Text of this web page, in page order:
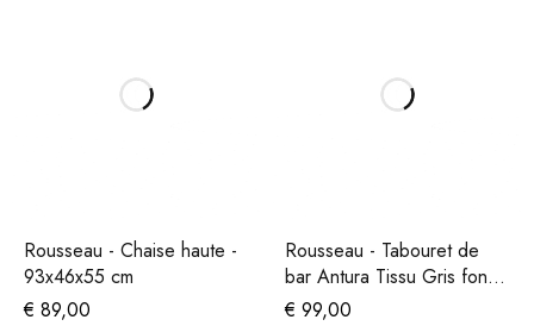
Rousseau - Chaise haute -
93x46x55 cm
€ 89,00
Rousseau - Tabouret de
bar Antura Tissu Gris foncé
- 97x46x53 cm
€ 99,00